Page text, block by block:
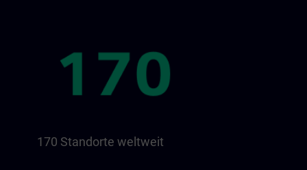
170 Standorte weltweit